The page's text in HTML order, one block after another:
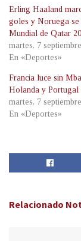
Erling Haaland
goles y Noruega se
Mundial de Qatar
martes, 7
En «Deportes»
Francia luce sin
Holanda y Portugal
martes, 7
En «Deportes»
Relacionado